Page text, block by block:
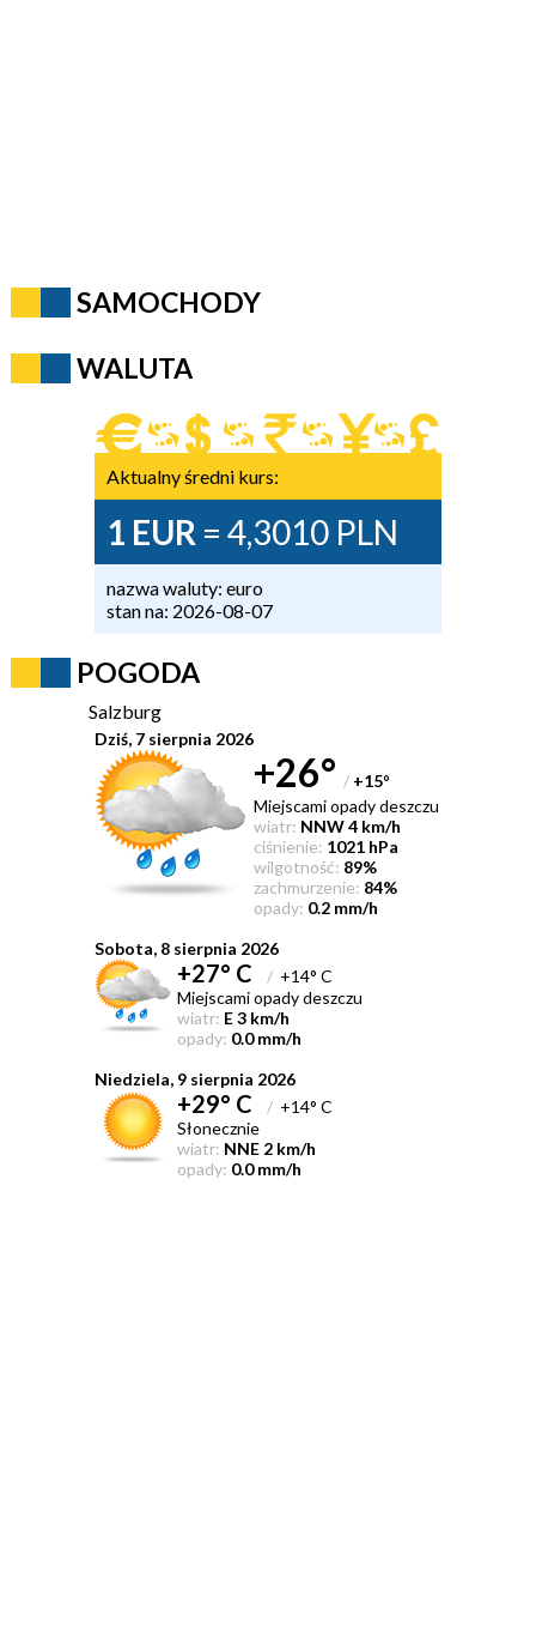
SAMOCHODY
WALUTA
Aktualny średni kurs:
1 EUR = 4,3010 PLN
nazwa waluty: euro
stan na: 2026-08-07
POGODA
Salzburg
Dziś, 7 sierpnia 2026
+26° / +15°
Miejscami opady deszczu
wiatr: NNW 4 km/h
ciśnienie: 1021 hPa
wilgotność: 89%
zachmurzenie: 84%
opady: 0.2 mm/h
Sobota, 8 sierpnia 2026
+27° C /+14° C
Miejscami opady deszczu
wiatr: E 3 km/h
opady: 0.0 mm/h
Niedziela, 9 sierpnia 2026
+29° C /+14° C
Słonecznie
wiatr: NNE 2 km/h
opady: 0.0 mm/h